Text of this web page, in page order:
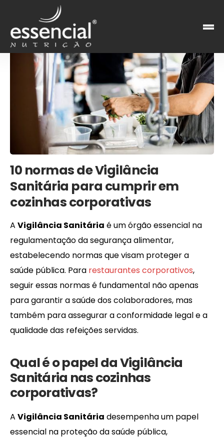
10 normas de Vigilância
Sanitária para cumprir em
cozinhas corporativas
A Vigilância Sanitária é um órgão essencial na
regulamentação da segurança alimentar,
estabelecendo normas que visam proteger a
saúde pública. Para restaurantes corporativos,
seguir essas normas é fundamental não apenas
para garantir a saúde dos colaboradores, mas
também para assegurar a conformidade legal e a
qualidade das refeições servidas.
Qual é o papel da Vigilância
Sanitária nas cozinhas
corporativas?
A Vigilância Sanitária desempenha um papel
essencial na proteção da saúde pública,